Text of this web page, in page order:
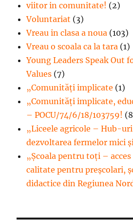
viitor in comunitate! (2)
Voluntariat (3)
Vreau in clasa a noua (103)
Vreau o scoala ca la tara (1)
Young Leaders Speak Out
Values (7)
„Comunități implicate (1)
„Comunități implicate,
– POCU/74/6/18/103759!
„Liceele agricole – Hub-
dezvoltarea fermelor mici
„Școala pentru toți – acces
calitate pentru preșcolari,
didactice din Regiunea